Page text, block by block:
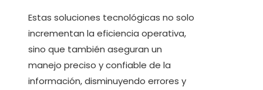
Estas soluciones tecnológicas no solo
incrementan la eficiencia operativa,
sino que también aseguran un
manejo preciso y confiable de la
información, disminuyendo errores y